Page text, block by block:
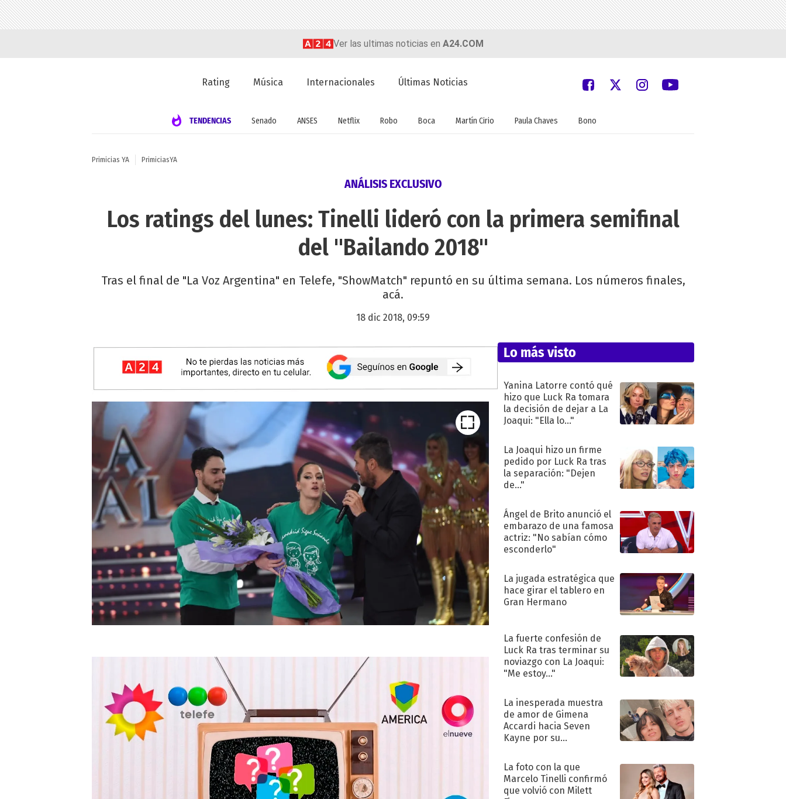
Ver las ultimas noticias en A24.COM
Rating Música Internacionales Últimas Noticias
TENDENCIAS Senado ANSES Netflix Robo Boca Martín Cirio Paula Chaves Bono
Primicias YA PrimiciasYA
ANÁLISIS EXCLUSIVO
Los ratings del lunes: Tinelli lideró con la primera semifinal
del "Bailando 2018"
Tras el final de "La Voz Argentina" en Telefe, "ShowMatch" repuntó en su última semana. Los números finales,
acá.
18 dic 2018, 09:59
Lo más visto
Yanina Latorre contó qué
hizo que Luck Ra tomara
la decisión de dejar a La
Joaqui: "Ella lo..."
La Joaqui hizo un firme
pedido por Luck Ra tras
la separación: "Dejen
de..."
Ángel de Brito anunció el
embarazo de una famosa
actriz: "No sabían cómo
esconderlo"
La jugada estratégica que
hace girar el tablero en
Gran Hermano
La fuerte confesión de
Luck Ra tras terminar su
noviazgo con La Joaqui:
"Me estoy..."
La inesperada muestra
de amor de Gimena
Accardi hacia Seven
Kayne por su
La foto con la que
Marcelo Tinelli confirmó
que volvió con Milett